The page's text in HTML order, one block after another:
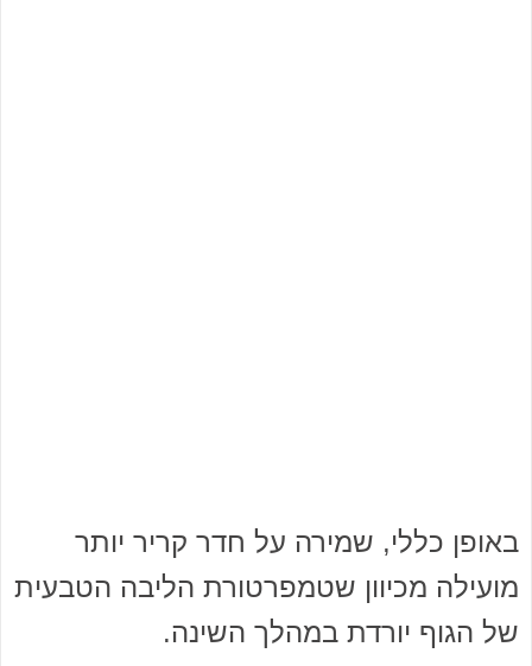
באופן כללי, שמירה על חדר קריר יותר
מועילה מכיוון שטמפרטורת הליבה הטבעית
של הגוף יורדת במהלך השינה.